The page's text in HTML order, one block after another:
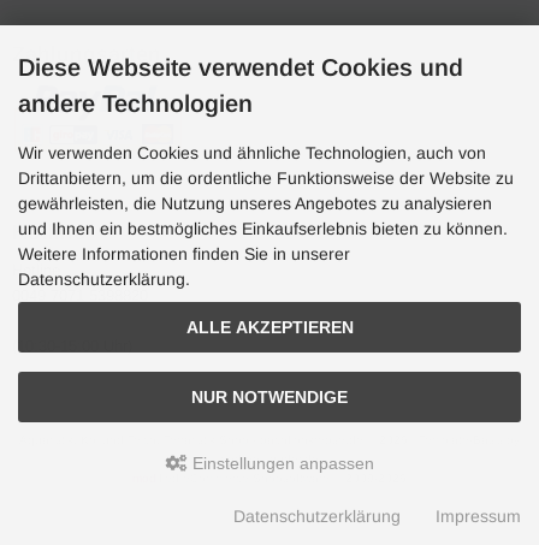
Zahlungsarten
Hotline
Hotline
(10:30-15:00 Uhr)
andreas-guder.de
Diese Webseite verwendet Cookies und
andere Technologien
Wir verwenden Cookies und ähnliche Technologien, auch von
Drittanbietern, um die ordentliche Funktionsweise der Website zu
gewährleisten, die Nutzung unseres Angebotes zu analysieren
und Ihnen ein bestmögliches Einkaufserlebnis bieten zu können.
Weitere Informationen finden Sie in unserer
Datenschutzerklärung.
ALLE AKZEPTIEREN
NUR NOTWENDIGE
Einstellungen anpassen
Datenschutzerklärung Impressum